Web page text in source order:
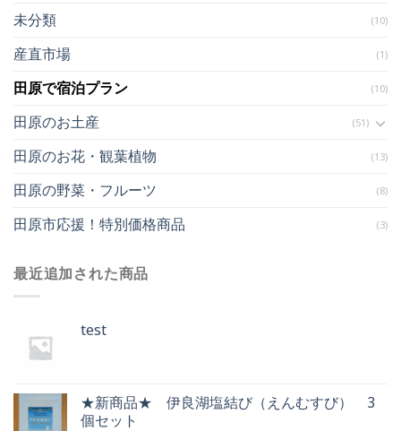
未分類 (10)
産直市場 (1)
田原で宿泊プラン (10)
田原のお土産 (51)
田原のお花・観葉植物 (13)
田原の野菜・フルーツ (8)
田原市応援！特別価格商品 (3)
最近追加された商品
test
★新商品★ 伊良湖塩結び（えんむすび） 3
個セット